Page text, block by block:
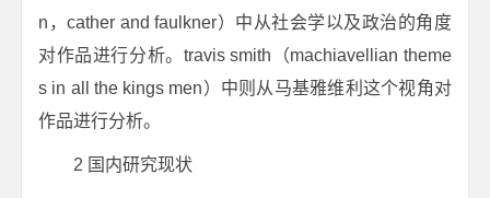
n，cather and faulkner） 中从社会学以及政治的角度
对作品进行分析。travis smith（machiavellian theme
s in all the kings men）中则从马基雅维利这个视角对
作品进行分析。
2 国内研究现状